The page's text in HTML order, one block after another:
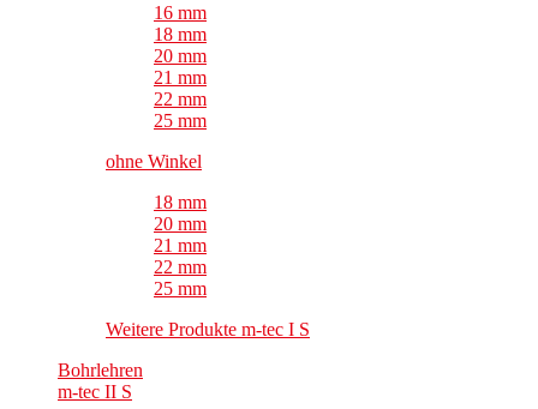
16 mm
18 mm
20 mm
21 mm
22 mm
25 mm
ohne Winkel
18 mm
20 mm
21 mm
22 mm
25 mm
Weitere Produkte m-tec I S
Bohrlehren
m-tec II S